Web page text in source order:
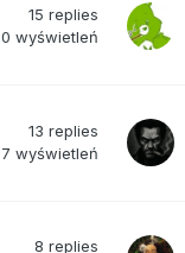
15 replies
wyświetleń
13 replies
wyświetleń
8 replies